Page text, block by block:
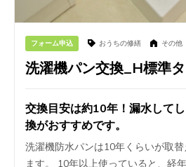
フォーム申込 おうちの修繕 その他
洗濯機パン交換_H標準
交換目安は約10年！漏水して
換がおすすめです。
洗濯機防水パンは10年くらいが取
ます。 10年以上使っていると、経